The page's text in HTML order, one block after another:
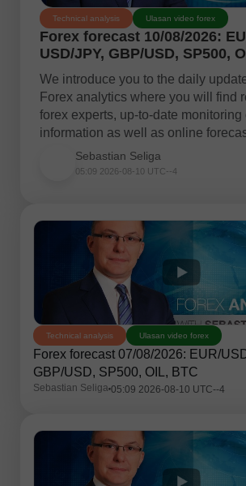
Technical analysis Ulasan video forex
Forex forecast 10/08/2026:
USD/JPY, GBP/USD, SP500,
We introduce you to the daily
Forex analytics where you will find
forex experts, up-to-date monitoring
information as well as online
Sebastian Seliga
05:09 2026-08-10 UTC--4
Technical analysis Ulasan video forex
Forex forecast 07/08/2026: EUR/
GBP/USD, SP500, OIL, BTC
Sebastian Seliga 05:09 2026-08-10 UTC--4